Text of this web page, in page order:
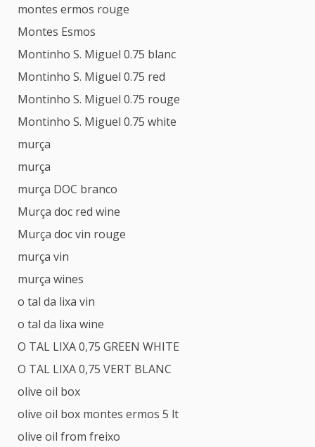
montes ermos rouge
Montes Esmos
Montinho S. Miguel 0.75 blanc
Montinho S. Miguel 0.75 red
Montinho S. Miguel 0.75 rouge
Montinho S. Miguel 0.75 white
murça
murça
murça DOC branco
Murça doc red wine
Murça doc vin rouge
murça vin
murça wines
o tal da lixa vin
o tal da lixa wine
O TAL LIXA 0,75 GREEN WHITE
O TAL LIXA 0,75 VERT BLANC
olive oil box
olive oil box montes ermos 5 lt
olive oil from freixo